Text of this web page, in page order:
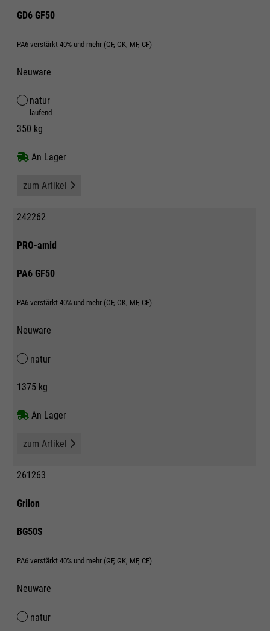
GD6 GF50
PA6 verstärkt 40% und mehr (GF, GK, MF, CF)
Neuware
natur
laufend
350 kg
An Lager
zum Artikel
242262
PRO-amid
PA6 GF50
PA6 verstärkt 40% und mehr (GF, GK, MF, CF)
Neuware
natur
1375 kg
An Lager
zum Artikel
261263
Grilon
BG50S
PA6 verstärkt 40% und mehr (GF, GK, MF, CF)
Neuware
natur